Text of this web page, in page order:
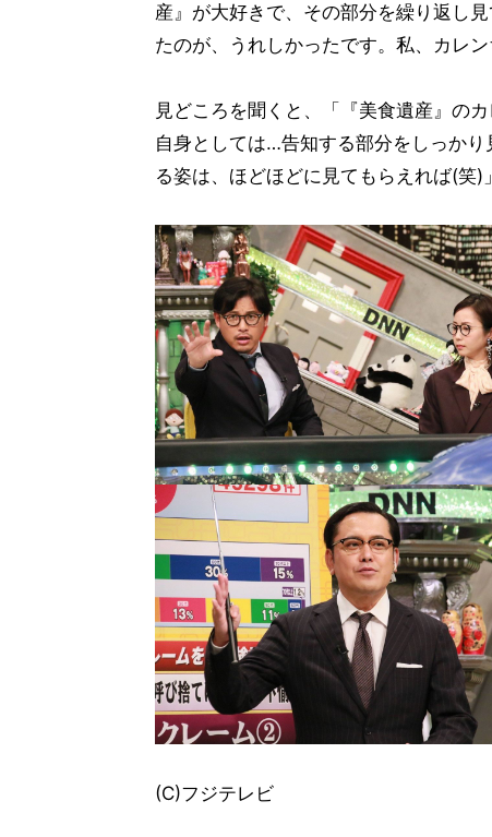
産』が大好きで、その部分を繰り返し
たのが、うれしかったです。私、カレ
見どころを聞くと、「『美食遺産』の
自身としては…告知する部分をしっか
る姿は、ほどほどに見てもらえれば(笑)
(C)フジテレビ